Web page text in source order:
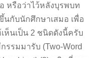
หรือว่าไว้หลังบุรพบท
กับนักศึกษาเสมอ เพื่อ
เห็นเป็น 2 ชนิดดังนี้ครับ
รรมมารับ (Two-Word